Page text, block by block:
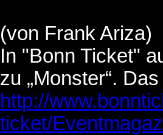
(von Frank Ariza)
In "Bonn Ticket"
zu „Monster“.
http://
ticket/